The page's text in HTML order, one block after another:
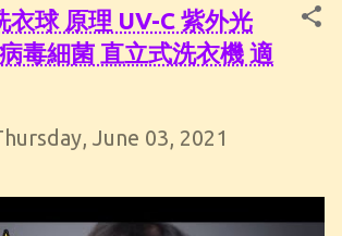
衣球 原理 UV-C 紫外光
毒細菌 直立式洗衣機 適
June 03, 2021